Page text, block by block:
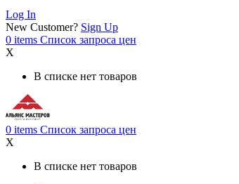
Log In
New Customer? Sign Up
0 items Список запроса цен
X
В списке нет товаров
0 items Список запроса цен
X
В списке нет товаров